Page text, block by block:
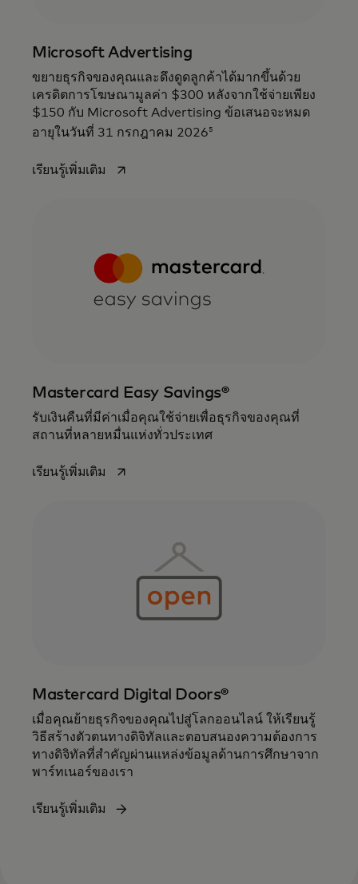
Microsoft Advertising
ขยายธุรกิจของคุณและดึงดูดลูกค้าได้มากขึ้นด้วย
เครดิตการโฆษณามูลค่า $300 หลังจากใช้จ่ายเพียง
$150 กับ Microsoft Advertising ข้อเสนอจะหมด
อายุในวันที่ 31 กรกฎาคม 20265
เรียนรู้เพิ่มเติม opens in a new tab
Mastercard Easy Savings®
รับเงินคืนที่มีค่าเมื่อคุณใช้จ่ายเพื่อธุรกิจของคุณที่
สถานที่หลายหมื่นแห่งทั่วประเทศ
เรียนรู้เพิ่มเติม opens in a new tab
Mastercard Digital Doors®
เมื่อคุณย้ายธุรกิจของคุณไปสู่โลกออนไลน์ ให้เรียนรู้
วิธีสร้างตัวตนทางดิจิทัลและตอบสนองความต้องการ
ทางดิจิทัลที่สําคัญผ่านแหล่งข้อมูลด้านการศึกษาจาก
พาร์ทเนอร์ของเรา
เรียนรู้เพิ่มเติม